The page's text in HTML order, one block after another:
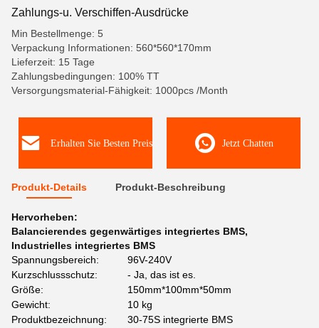
Zahlungs-u. Verschiffen-Ausdrücke
Min Bestellmenge: 5
Verpackung Informationen: 560*560*170mm
Lieferzeit: 15 Tage
Zahlungsbedingungen: 100% TT
Versorgungsmaterial-Fähigkeit: 1000pcs /Month
Erhalten Sie Besten Preis Jetzt Chatten
Produkt-Details Produkt-Beschreibung
Hervorheben:
Balancierendes gegenwärtiges integriertes BMS,
Industrielles integriertes BMS
Spannungsbereich:
96V-240V
Kurzschlussschutz:
- Ja, das ist es.
Größe:
150mm*100mm*50mm
Gewicht:
10 kg
Produktbezeichnung:
30-75S integrierte BMS